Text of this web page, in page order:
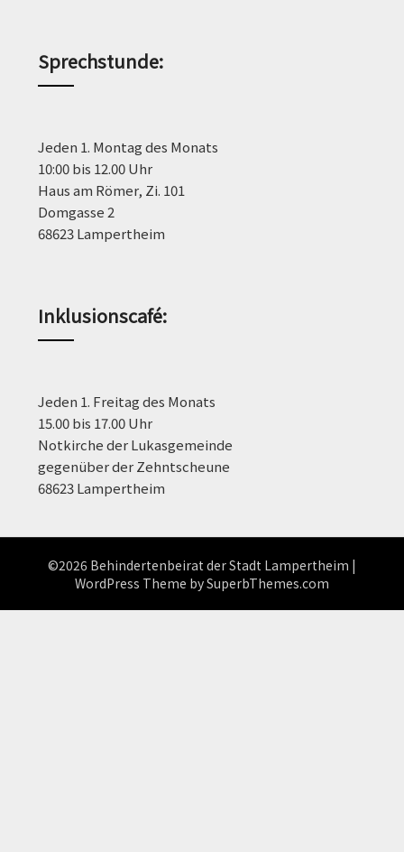
Sprechstunde:
Jeden 1. Montag des Monats
10:00 bis 12.00 Uhr
Haus am Römer, Zi. 101
Domgasse 2
68623 Lampertheim
Inklusionscafé:
Jeden 1. Freitag des Monats
15.00 bis 17.00 Uhr
Notkirche der Lukasgemeinde
gegenüber der Zehntscheune
68623 Lampertheim
©2026 Behindertenbeirat der Stadt Lampertheim |
WordPress Theme bySuperbThemes.com